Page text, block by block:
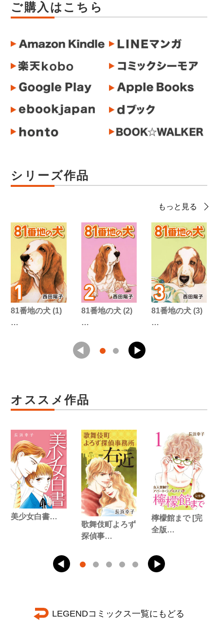
ご購入はこちら
シリーズ作品
もっと見る
81番地の犬 (1)
…
81番地の犬 (2)
…
81番地の犬 (3)
…
オススメ作品
美少女白書…
歌舞伎町よろず
探偵事…
檸檬館まで [完
全版…
LEGENDコミックス一覧にもどる